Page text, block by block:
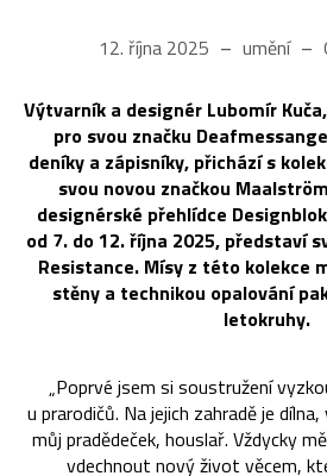
12. října 2025 umění
Výtvarník a designér Lubomír
pro svou značku
deníky a zápisníky, přichází s
svou novou značkou
designérské přehlídce
od 7. do 12. října 2025, představí
Resistance. Mísy z této kolekce
stěny a technikou opalování
letokruhy.
„Poprvé jsem si soustružení
u prarodičů. Na jejich zahradě je
můj pradědeček, houslař. Vždycky
vdechnout nový život věcem,